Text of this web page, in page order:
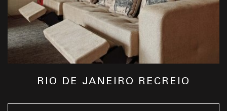
RIO DE JANEIRO RECREIO